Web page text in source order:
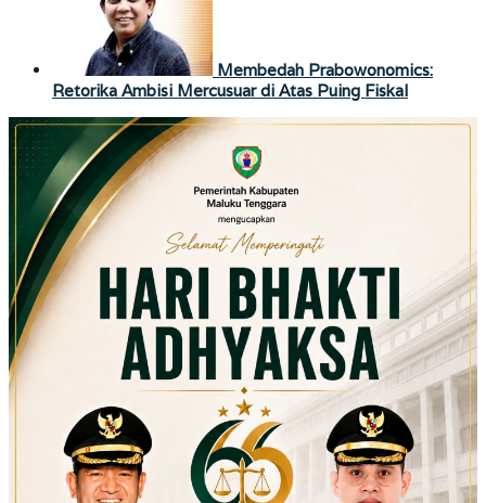
Membedah Prabowonomics:
Retorika Ambisi Mercusuar di Atas Puing Fiskal